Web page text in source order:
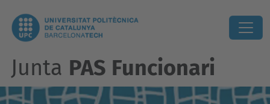
Junta PAS Funcionari